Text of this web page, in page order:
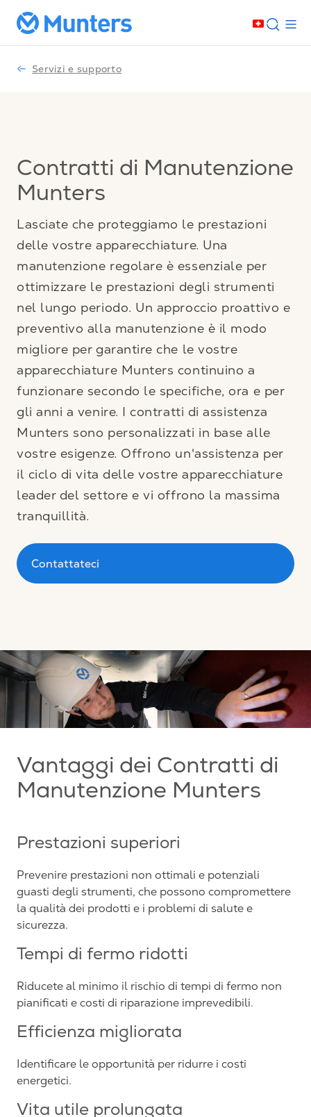
Servizi e supporto
Contratti di Manutenzione
Munters
Lasciate che proteggiamo le prestazioni
delle vostre apparecchiature. Una
manutenzione regolare è essenziale per
ottimizzare le prestazioni degli strumenti
nel lungo periodo. Un approccio proattivo e
preventivo alla manutenzione è il modo
migliore per garantire che le vostre
apparecchiature Munters continuino a
funzionare secondo le specifiche, ora e per
gli anni a venire. I contratti di assistenza
Munters sono personalizzati in base alle
vostre esigenze. Offrono un'assistenza per
il ciclo di vita delle vostre apparecchiature
leader del settore e vi offrono la massima
tranquillità.
Contattateci
Vantaggi dei Contratti di
Manutenzione Munters
Prestazioni superiori
Prevenire prestazioni non ottimali e potenziali
guasti degli strumenti, che possono compromettere
la qualità dei prodotti e i problemi di salute e
sicurezza.
Tempi di fermo ridotti
Riducete al minimo il rischio di tempi di fermo non
pianificati e costi di riparazione imprevedibili.
Efficienza migliorata
Identificare le opportunità per ridurre i costi
energetici.
Vita utile prolungata